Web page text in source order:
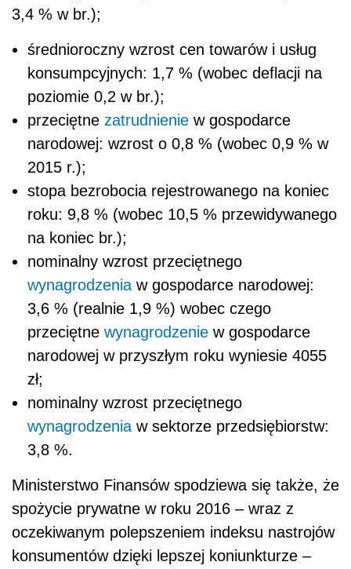
3,4 % w br.);
średnioroczny wzrost cen towarów i usług
konsumpcyjnych: 1,7 % (wobec deflacji na
poziomie 0,2 w br.);
przeciętne zatrudnienie w gospodarce
narodowej: wzrost o 0,8 % (wobec 0,9 % w
2015 r.);
stopa bezrobocia rejestrowanego na koniec
roku: 9,8 % (wobec 10,5 % przewidywanego
na koniec br.);
nominalny wzrost przeciętnego
wynagrodzenia w gospodarce narodowej:
3,6 % (realnie 1,9 %) wobec czego
przeciętne wynagrodzenie w gospodarce
narodowej w przyszłym roku wyniesie 4055
zł;
nominalny wzrost przeciętnego
wynagrodzenia w sektorze przedsiębiorstw:
3,8 %.
Ministerstwo Finansów spodziewa się także, że
spożycie prywatne w roku 2016 – wraz z
oczekiwanym polepszeniem indeksu nastrojów
konsumentów dzięki lepszej koniunkturze –